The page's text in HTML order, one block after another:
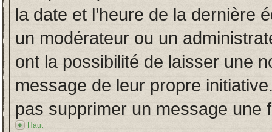
la date et l’heure de la dernière
un modérateur ou un
ont la possibilité de laisser une
message de leur propre
pas supprimer un message une
Haut